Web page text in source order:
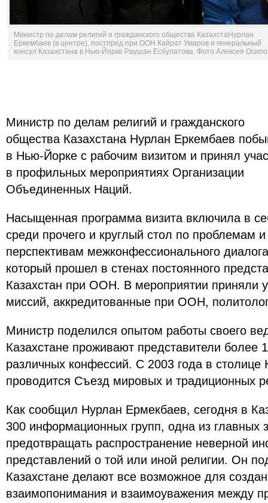
Министр по делам религий и гражданского общества КазахстаНурлан
Еркембаев (в центре), постпред при ООН Кайрат Умаров и генеральный
консул Казахстана в Нью-Йорке Раушан Есбулатова. Фото Алексея
Министр по делам религий и гражданского
общества Казахстана Нурлан Еркембаев
в Нью-Йорке с рабочим визитом и принял
в профильных мероприятиях Организации
Объединенных Наций.
Насыщенная программа визита включила в
среди прочего и круглый стол по проблемам и
перспективам межконфессионального
который прошел в стенах постоянного
Казахстан при ООН. В мероприятии приняли
миссий, аккредитованные при ООН,
Министр поделился опытом работы своего
Казахстане проживают представители более
различных конфессий. С 2003 года в столице
проводится Съезд мировых и традиционных
Как сообщил Нурлан Ермекбаев, сегодня в
300 информационных групп, одна из главных
предотвращать распространение неверной
представлений о той или иной религии. Он
Казахстане делают все возможное для
взаимопонимания и взаимоуважения между